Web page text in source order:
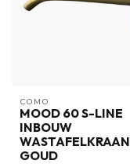
COMO
MOOD 60 S-LINE
INBOUW
WASTAFELKRAAN
GOUD